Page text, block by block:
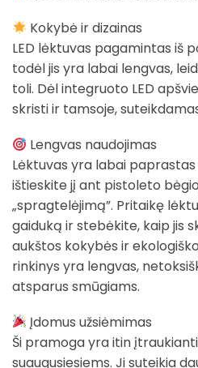
Kokybė ir dizainas
LED lėktuvas pagamintas iš
todėl jis yra labai lengvas,
toli. Dėl integruoto LED
skristi ir tamsoje,
Lengvas naudojimas
Lėktuvas yra labai paprastas
ištieskite jį ant pistoleto
„spragtelėjimą”. Pritaikę
gaiduką ir stebėkite, kaip jis
aukštos kokybės ir
rinkinys yra lengvas,
atsparus smūgiams.
Įdomus užsiėmimas
Ši pramoga yra itin
suaugusiesiems. Ji suteikia